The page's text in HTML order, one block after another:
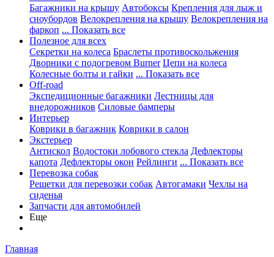
Багажники на крышу Автобоксы Крепления для лыж и
сноубордов Велокрепления на крышу Велокрепления на
фаркоп ... Показать все
Полезное для всех
Секретки на колеса Браслеты противоскольжения
Дворники с подогревом Burner Цепи на колеса
Колесные болты и гайки ... Показать все
Off-road
Экспедиционные багажники Лестницы для
внедорожников Силовые бамперы
Интерьер
Коврики в багажник Коврики в салон
Экстерьер
Антискол Водостоки лобового стекла Дефлекторы
капота Дефлекторы окон Рейлинги ... Показать все
Перевозка собак
Решетки для перевозки собак Автогамаки Чехлы на
сиденья
Запчасти для автомобилей
Еще
Главная